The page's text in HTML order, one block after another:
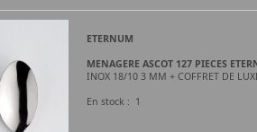
ETERNUM
MENAGERE ASCOT 127 PIECES
INOX 18/10 3 MM + COFFRET DE
En stock : 1